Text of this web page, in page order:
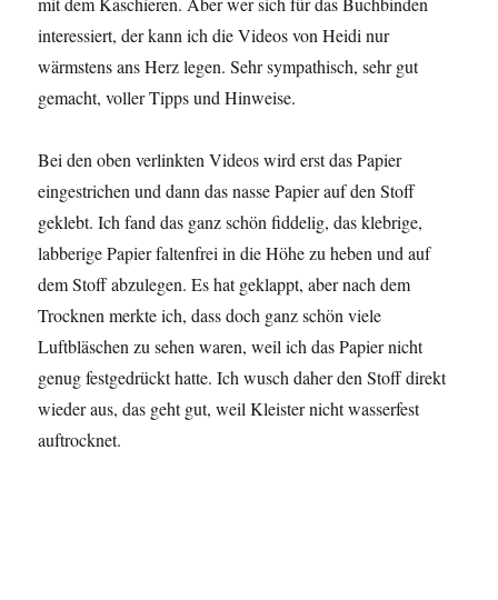
interessiert, der kann ich die Videos von Heidi nur
wärmstens ans Herz legen. Sehr sympathisch, sehr gut
gemacht, voller Tipps und Hinweise.
Bei den oben verlinkten Videos wird erst das Papier
eingestrichen und dann das nasse Papier auf den Stoff
geklebt. Ich fand das ganz schön fiddelig, das klebrige,
labberige Papier faltenfrei in die Höhe zu heben und auf
dem Stoff abzulegen. Es hat geklappt, aber nach dem
Trocknen merkte ich, dass doch ganz schön viele
Luftbläschen zu sehen waren, weil ich das Papier nicht
genug festgedrückt hatte. Ich wusch daher den Stoff direkt
wieder aus, das geht gut, weil Kleister nicht wasserfest
auftrocknet.